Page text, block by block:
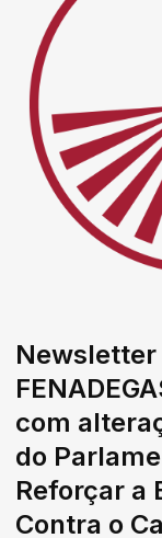
Newsletter
com
do
Reforçar a
Contra o